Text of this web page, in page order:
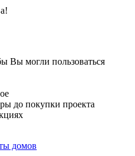
Вы могли пользоваться
до покупки проекта